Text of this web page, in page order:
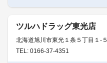
ツルハドラッグ東光店
北海道旭川市東光１条５丁目１-５
TEL: 0166-37-4351